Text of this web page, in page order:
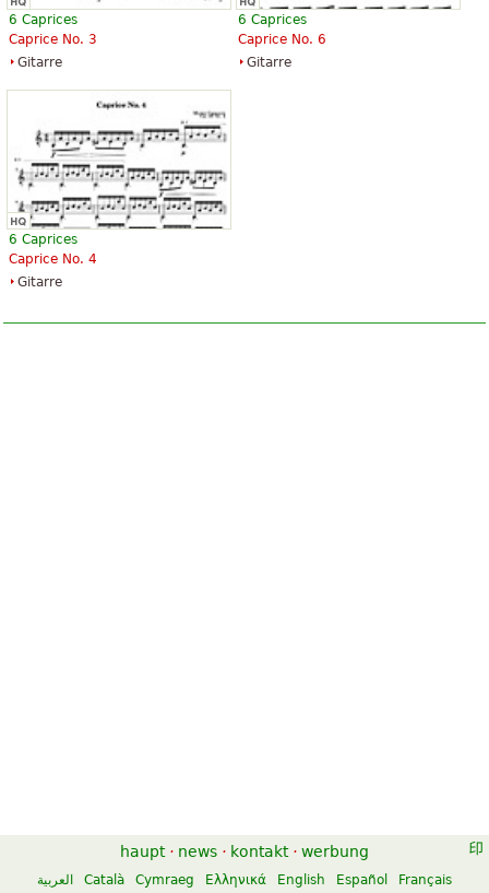
6 Caprices
Caprice No. 3
Gitarre
6 Caprices
Caprice No. 6
Gitarre
6 Caprices
Caprice No. 4
Gitarre
haupt · news · kontakt · werbung
العربية Català Cymraeg Ελληνικά English Español Français